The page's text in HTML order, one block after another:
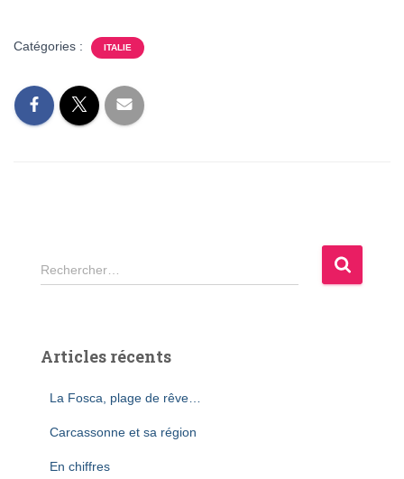
Catégories : ITALIE
R
e
r
Rechercher…
Articles récents
La Fosca, plage de rêve…
Carcassonne et sa région
En chiffres